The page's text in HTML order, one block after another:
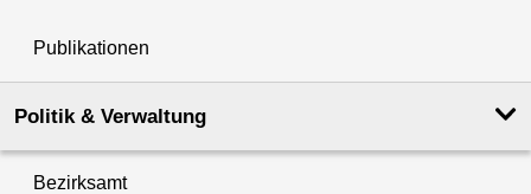
Publikationen
Politik & Verwaltung
Bezirksamt